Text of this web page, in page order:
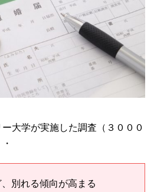
大学が実施した調査（３０００
別れる傾向が高まる